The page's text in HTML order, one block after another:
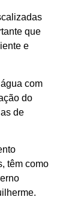
que
e
com
do
de
têm como